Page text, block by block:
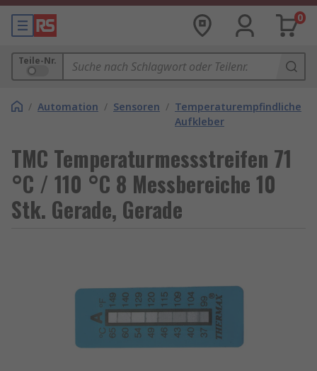
0
Teile-Nr.
/ Automation / Sensoren / Temperaturempfindliche
Aufkleber
TMC Temperaturmessstreifen 71
°C / 110 °C 8 Messbereiche 10
Stk. Gerade, Gerade